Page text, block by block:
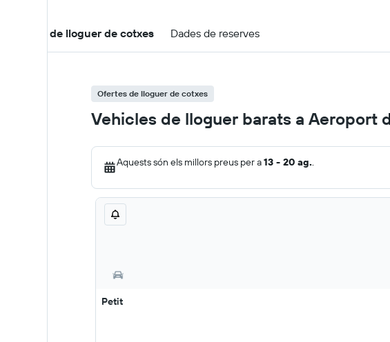
Ofertes de lloguer de cotxes Dades de reserves
Ofertes de lloguer de cotxes
Vehicles de lloguer barats a Aeroport
Aquests són els millors preus per a13 - 20 ag..
Petit